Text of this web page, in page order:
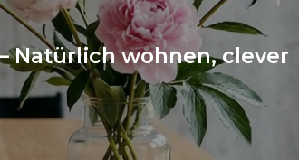
Natürlich wohnen, clever